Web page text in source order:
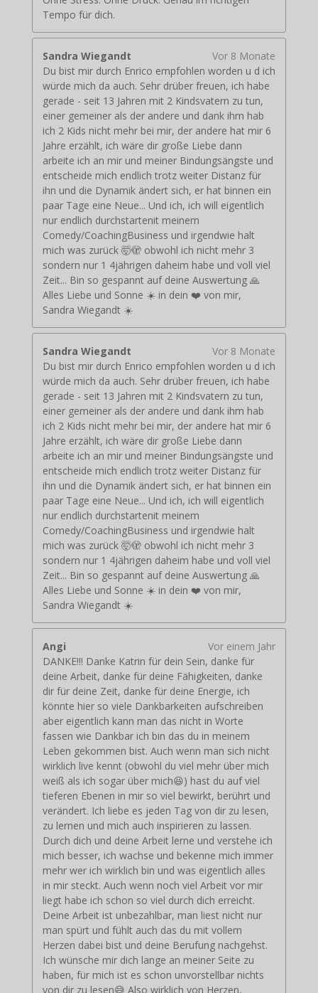
Tempo für dich.
Sandra Wiegandt
Vor 8 Monate
Du bist mir durch Enrico empfohlen worden u d ich
würde mich da auch. Sehr drüber freuen, ich habe
gerade - seit 13 Jahren mit 2 Kindsvatern zu tun,
einer gemeiner als der andere und dank ihm hab
ich 2 Kids nicht mehr bei mir, der andere hat mir 6
Jahre erzählt, ich wäre dir große Liebe dann
arbeite ich an mir und meiner Bindungsängste und
entscheide mich endlich trotz weiter Distanz für
ihn und die Dynamik ändert sich, er hat binnen ein
paar Tage eine Neue... Und ich, ich will eigentlich
nur endlich durchstartenit meinem
Comedy/CoachingBusiness und irgendwie halt
mich was zurück 🤯🫣 obwohl ich nicht mehr 3
sondern nur 1 4jährigen daheim habe und voll viel
Zeit... Bin so gespannt auf deine Auswertung 🙏
Alles Liebe und Sonne ☀️ in dein ❤️ von mir,
Sandra Wiegandt ☀️
Sandra Wiegandt
Vor 8 Monate
Du bist mir durch Enrico empfohlen worden u d ich
würde mich da auch. Sehr drüber freuen, ich habe
gerade - seit 13 Jahren mit 2 Kindsvatern zu tun,
einer gemeiner als der andere und dank ihm hab
ich 2 Kids nicht mehr bei mir, der andere hat mir 6
Jahre erzählt, ich wäre dir große Liebe dann
arbeite ich an mir und meiner Bindungsängste und
entscheide mich endlich trotz weiter Distanz für
ihn und die Dynamik ändert sich, er hat binnen ein
paar Tage eine Neue... Und ich, ich will eigentlich
nur endlich durchstartenit meinem
Comedy/CoachingBusiness und irgendwie halt
mich was zurück 🤯🫣 obwohl ich nicht mehr 3
sondern nur 1 4jährigen daheim habe und voll viel
Zeit... Bin so gespannt auf deine Auswertung 🙏
Alles Liebe und Sonne ☀️ in dein ❤️ von mir,
Sandra Wiegandt ☀️
Angi
Vor einem Jahr
DANKE!!! Danke Katrin für dein Sein, danke für
deine Arbeit, danke für deine Fähigkeiten, danke
dir für deine Zeit, danke für deine Energie, ich
könnte hier so viele Dankbarkeiten aufschreiben
aber eigentlich kann man das nicht in Worte
fassen wie Dankbar ich bin das du in meinem
Leben gekommen bist. Auch wenn man sich nicht
wirklich live kennt (obwohl du viel mehr über mich
weiß als ich sogar über mich😆) hast du auf viel
tieferen Ebenen in mir so viel bewirkt, berührt und
verändert. Ich liebe es jeden Tag von dir zu lesen,
zu lernen und mich auch inspirieren zu lassen.
Durch dich und deine Arbeit lerne und verstehe ich
mich besser, ich wachse und bekenne mich immer
mehr wer ich wirklich bin und was eigentlich alles
in mir steckt. Auch wenn noch viel Arbeit vor mir
liegt habe ich schon so viel durch dich erreicht.
Deine Arbeit ist unbezahlbar, man liest nicht nur
man spürt und fühlt auch das du mit vollem
Herzen dabei bist und deine Berufung nachgehst.
Ich wünsche mir dich lange an meiner Seite zu
haben, für mich ist es schon unvorstellbar nichts
von dir zu lesen😅 Also wirklich von Herzen,